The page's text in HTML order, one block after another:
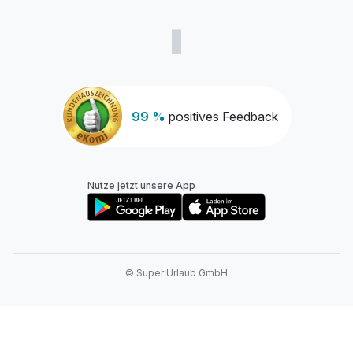
99 % positives Feedback
Nutze jetzt unsere App
© Super Urlaub GmbH